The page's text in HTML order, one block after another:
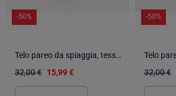
-50%
Telo pareo da spiaggia, tessuto in rilievo, fouta - Gamusi.
32,00 € 15,99 €
-50%
32,00 €